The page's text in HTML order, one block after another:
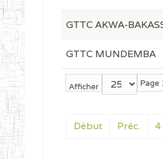
Afficher Page
Début Préc. 4
GTTC AKWA-
GTTC MUNDEMBA